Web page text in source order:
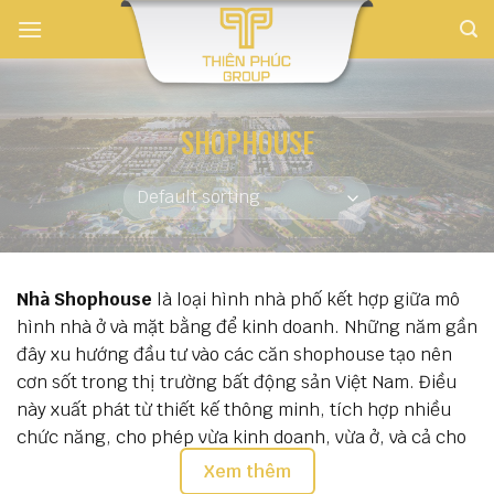
content
SHOPHOUSE
Nhà Shophouse là loại hình nhà phố kết hợp giữa mô
hình nhà ở và mặt bằng để kinh doanh. Những năm gần
đây xu hướng đầu tư vào các căn shophouse tạo nên
cơn sốt trong thị trường bất động sản Việt Nam. Điều
này xuất phát từ thiết kế thông minh, tích hợp nhiều
chức năng, cho phép vừa kinh doanh, vừa ở, và cả cho
thuê (shophouse cho thuê) để tạo ra thu nhập.
Xem thêm